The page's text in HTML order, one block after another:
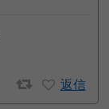
返信